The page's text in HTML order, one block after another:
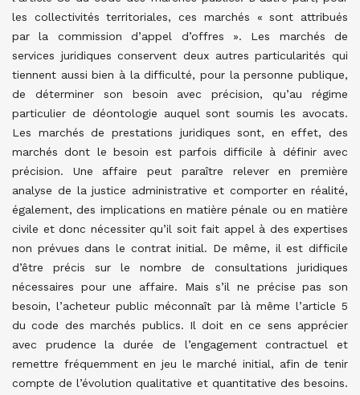
les collectivités territoriales, ces marchés « sont attribués
par la commission d’appel d’offres ». Les marchés de
services juridiques conservent deux autres particularités qui
tiennent aussi bien à la difficulté, pour la personne publique,
de déterminer son besoin avec précision, qu’au régime
particulier de déontologie auquel sont soumis les avocats.
Les marchés de prestations juridiques sont, en effet, des
marchés dont le besoin est parfois difficile à définir avec
précision. Une affaire peut paraître relever en première
analyse de la justice administrative et comporter en réalité,
également, des implications en matière pénale ou en matière
civile et donc nécessiter qu’il soit fait appel à des expertises
non prévues dans le contrat initial. De même, il est difficile
d’être précis sur le nombre de consultations juridiques
nécessaires pour une affaire. Mais s’il ne précise pas son
besoin, l’acheteur public méconnaît par là même l’article 5
du code des marchés publics. Il doit en ce sens apprécier
avec prudence la durée de l’engagement contractuel et
remettre fréquemment en jeu le marché initial, afin de tenir
compte de l’évolution qualitative et quantitative des besoins.